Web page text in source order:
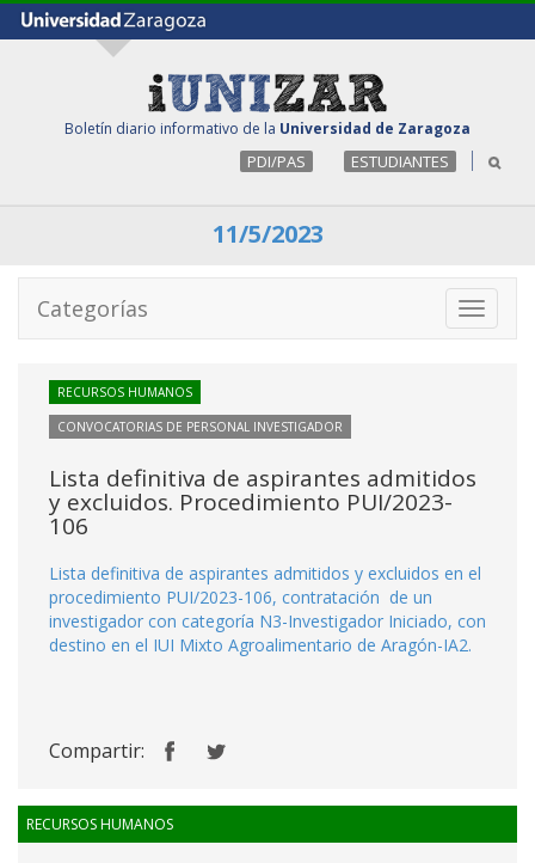
Boletín diario informativo de la Universidad de Zaragoza
PDI/PAS ESTUDIANTES
11/5/2023
Toggle
Categorías
RECURSOS HUMANOS
CONVOCATORIAS DE PERSONAL INVESTIGADOR
Lista definitiva de aspirantes admitidos
y excluidos. Procedimiento PUI/2023-
106
Lista definitiva de aspirantes admitidos y excluidos en el
procedimiento PUI/2023-106, contratación de un
investigador con categoría N3-Investigador Iniciado, con
destino en el IUI Mixto Agroalimentario de Aragón-IA2.
Compartir:
RECURSOS HUMANOS